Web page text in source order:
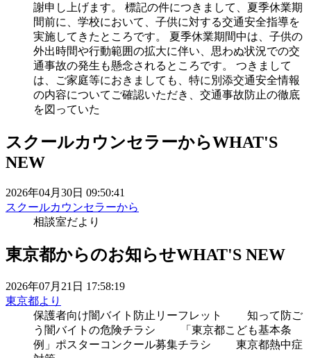
謝申し上げます。 標記の件につきまして、夏季休業期
間前に、学校において、子供に対する交通安全指導を
実施してきたところです。 夏季休業期間中は、子供の
外出時間や行動範囲の拡大に伴い、思わぬ状況での交
通事故の発生も懸念されるところです。 つきまして
は、ご家庭等におきましても、特に別添交通安全情報
の内容についてご確認いただき、交通事故防止の徹底
を図っていた
スクールカウンセラーからWHAT'S
NEW
2026年04月30日 09:50:41
スクールカウンセラーから
相談室だより
東京都からのお知らせWHAT'S NEW
2026年07月21日 17:58:19
東京都より
保護者向け闇バイト防止リーフレット 知って防ご
う闇バイトの危険チラシ 「東京都こども基本条
例」ポスターコンクール募集チラシ 東京都熱中症